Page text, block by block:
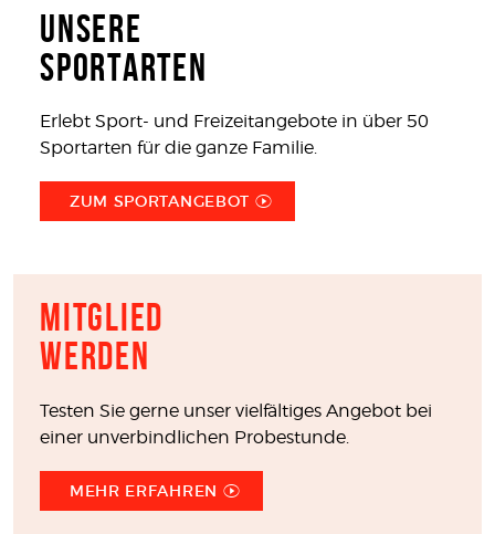
DATENSCHUTZ
Unsere
Sportarten
Erlebt Sport- und Freizeitangebote in über 50
Sportarten für die ganze Familie.
ZUM SPORTANGEBOT
Mitglied
werden
Testen Sie gerne unser vielfältiges Angebot bei
einer unverbindlichen Probestunde.
MEHR ERFAHREN